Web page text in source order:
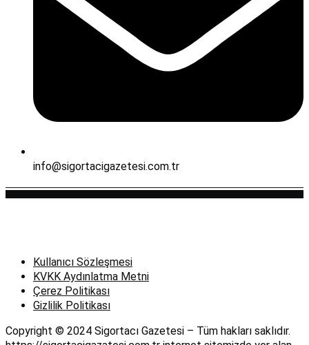
info@sigortacigazetesi.com.tr
Kullanıcı Sözleşmesi
KVKK Aydınlatma Metni
Çerez Politikası
Gizlilik Politikası
Copyright © 2024 Sigortacı Gazetesi – Tüm hakları saklıdır.